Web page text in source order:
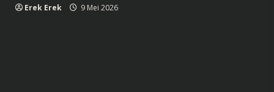
Erek Erek 9 Mei 2026